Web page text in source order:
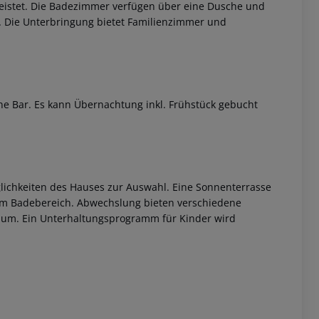
Die Badezimmer verfügen über eine Dusche und
Unterbringung bietet Familienzimmer und
Bar. Es kann Übernachtung inkl. Frühstück gebucht
des Hauses zur Auswahl. Eine Sonnenterrasse
Badebereich. Abwechslung bieten verschiedene
Ein Unterhaltungsprogramm für Kinder wird